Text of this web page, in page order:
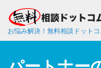
お悩み解決！無料相談ドットコ